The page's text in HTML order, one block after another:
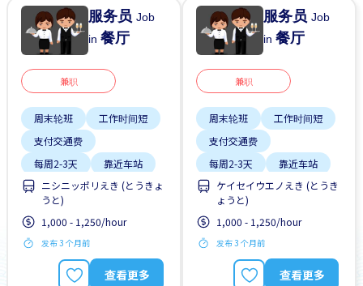
服务员Job
in餐厅
兼职
周末轮班
工作时间短
支付交通费
每周2-3天
靠近车站
ニシニッポリえき (とうきょ
うと)
1,000 - 1,250/hour
发布 3 个月前
查看更多
服务员Job
in餐厅
兼职
周末轮班
工作时间短
支付交通费
每周2-3天
靠近车站
ケイセイウエノえき (とうき
ょうと)
1,000 - 1,250/hour
发布 3 个月前
查看更多